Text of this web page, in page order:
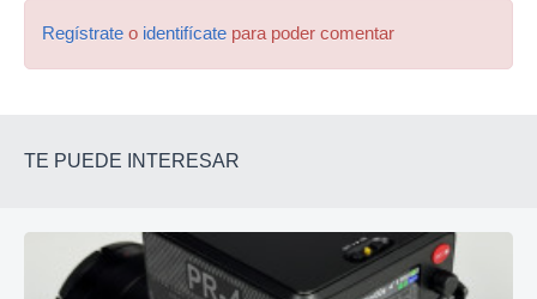
Regístrate o identifícate para poder comentar
TE PUEDE INTERESAR